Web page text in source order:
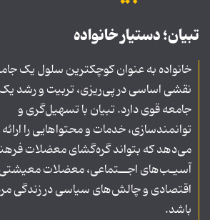
تبیان؛ دستیار خانواده
خانواده به عنوان کوچکترین سلول یک
نقشی اساسی در پی‌ریزی، تربیت و رشد یک
جامعه قوی دارد. تبیان با تسهیل‌گری و
توانمندسازی، خدمات و محتواهایی را ارائه
می‌دهد که بتواند گره‌گشای معضلات
آسیـب‌های اجــتماعی، معضلات
اقتصادی و چالش‌های سیاسی در زندگی
باشد.